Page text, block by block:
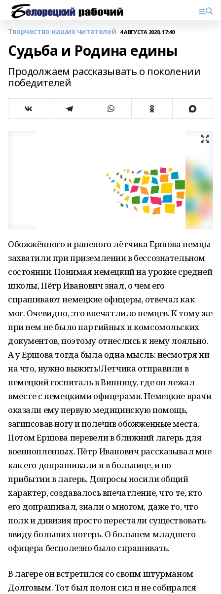
Творчество наших читателей 4 АВГУСТА 2020, 17:40
Судьба и Родина едины
Продолжаем рассказывать о поколении
победителей
Обожжённого и раненого лётчика Ершова немцы
захватили при приземлении в бессознательном
состоянии. Понимая немецкий на уровне средней
школы, Пётр Иванович знал, о чем его
спрашивают немецкие офицеры, отвечал как
мог. Очевидно, это впечатлило немцев. К тому же
при нем не было партийных и комсомольских
документов, поэтому отнеслись к нему лояльно.
А у Ершова тогда была одна мысль: несмотря ни
на что, нужно выжить!Летчика отправили в
немецкий госпиталь в Винницу, где он лежал
вместе с немецкими офицерами. Немецкие врачи
оказали ему первую медицинскую помощь,
загипсовав ногу и полечив обожженные места.
Потом Ершова перевели в ближний лагерь для
военнопленных. Пётр Иванович рассказывал мне
как его допрашивали и в больнице, и по
прибытии в лагерь. Допросы носили общий
характер, создавалось впечатление, что те, кто
его допрашивал, знали о многом, даже то, что
полк и дивизия просто перестали существовать
ввиду больших потерь. О большем младшего
офицера бесполезно было спрашивать.
В лагере он встретился со своим штурманом
Долговым. Тот был полон сил и не собирался